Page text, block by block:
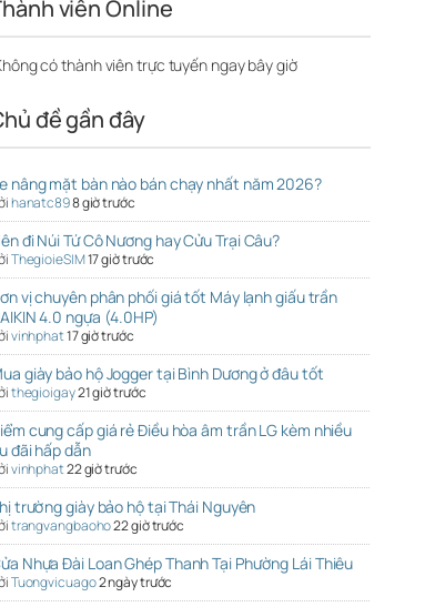
viên Online
có thành viên trực tuyến ngay bây giờ
đề gần đây
nâng mặt bàn nào bán chạy nhất năm 2026?
hanatc898 giờ trước
đi Núi Tứ Cô Nương hay Cửu Trại Câu?
ThegioieSIM17 giờ trước
vị chuyên phân phối giá tốt Máy lạnh giấu trần
4.0 ngựa (4.0HP)
vinhphat17 giờ trước
giày bảo hộ Jogger tại Bình Dương ở đâu tốt
thegioigay21 giờ trước
cung cấp giá rẻ Điều hòa âm trần LG kèm nhiều
đãi hấp dẫn
vinhphat22 giờ trước
trường giày bảo hộ tại Thái Nguyên
trangvangbaoho22 giờ trước
Nhựa Đài Loan Ghép Thanh Tại Phường Lái Thiêu
Tuongvicuago2 ngày trước